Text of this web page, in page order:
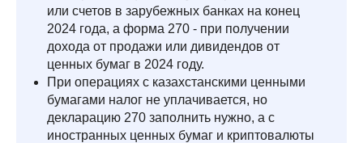
или счетов в зарубежных банках на конец
2024 года, а форма 270 - при получении
дохода от продажи или дивидендов от
ценных бумаг в 2024 году.
При операциях с казахстанскими ценными
бумагами налог не уплачивается, но
декларацию 270 заполнить нужно, а с
иностранных ценных бумаг и криптовалюты